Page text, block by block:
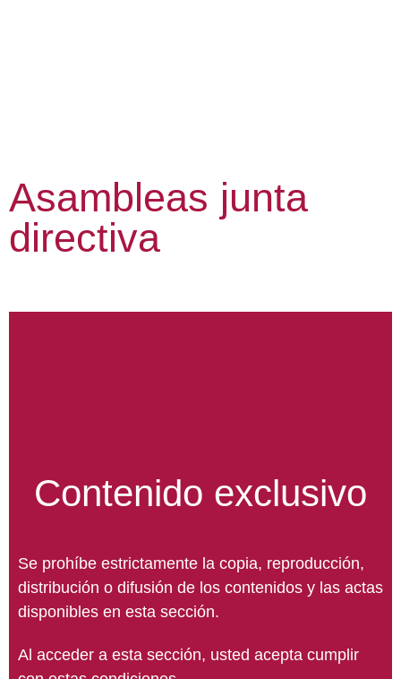
Asambleas junta
directiva
Contenido exclusivo
Se prohíbe estrictamente la copia, reproducción,
distribución o difusión de los contenidos y las actas
disponibles en esta sección.
Al acceder a esta sección, usted acepta cumplir